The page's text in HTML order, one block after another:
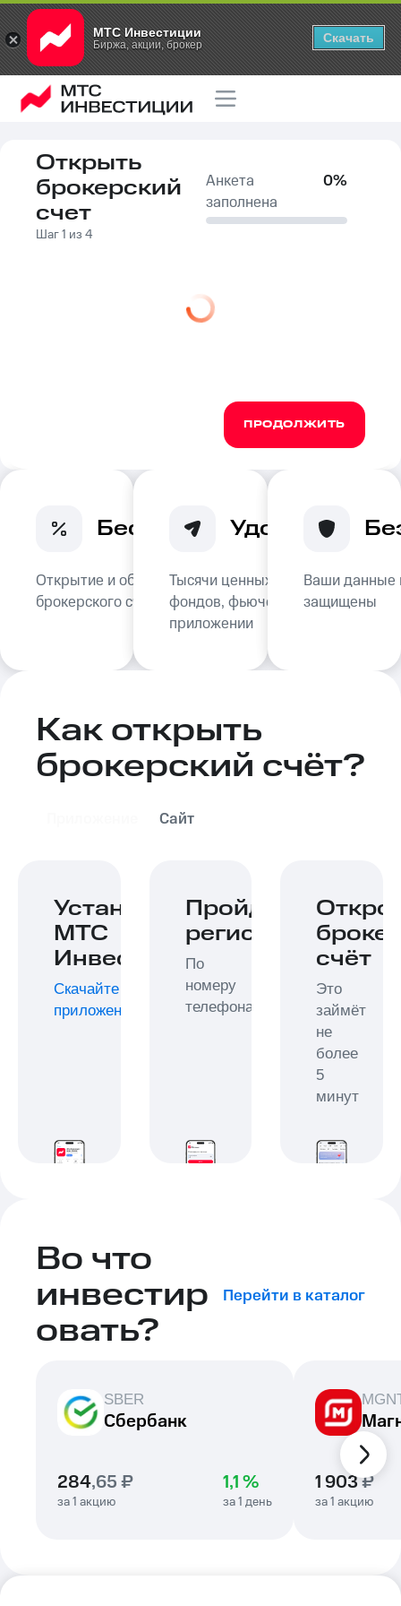
МТС Инвестиции
Биржа, акции, брокер Скачать
Открыть
брокерский
счет
Шаг 1 из 4
Анкета
заполнена
0%
ПРОДОЛЖИТЬ
Бесплатно
Открытие и обслуживание
брокерского счёта — 0₽
Удобно
Тысячи ценных бумаг,
фондов, фьючерсов в
приложении
Ваши данные
защищены
Как открыть
брокерский счёт?
Сайт
Установите
МТС
Инвестиции
Скачайте
приложение
Пройдите
регистрацию
По
номеру
телефона
счёт
Это
займёт
не
более
5
минут
Во что
инвестир
овать?
Перейти в каталог
SBER
Сбербанк
284,65₽
за 1 акцию
1,1 %
за 1 день
1 903₽
за 1 акцию